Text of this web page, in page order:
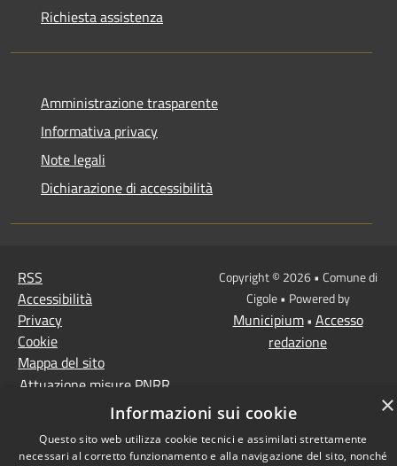
Richiesta assistenza
Amministrazione trasparente
Informativa privacy
Note legali
Dichiarazione di accessibilità
RSS
Accessibilità
Privacy
Cookie
Mappa del sito
Attuazione misure PNRR
Copyright © 2026 • Comune di
Cigole • Powered by
Municipium• Accesso
redazione
×
Informazioni sui cookie
Questo sito web utilizza cookie tecnici e assimilati strettamente
necessari al corretto funzionamento e alla navigazione del sito, nonché